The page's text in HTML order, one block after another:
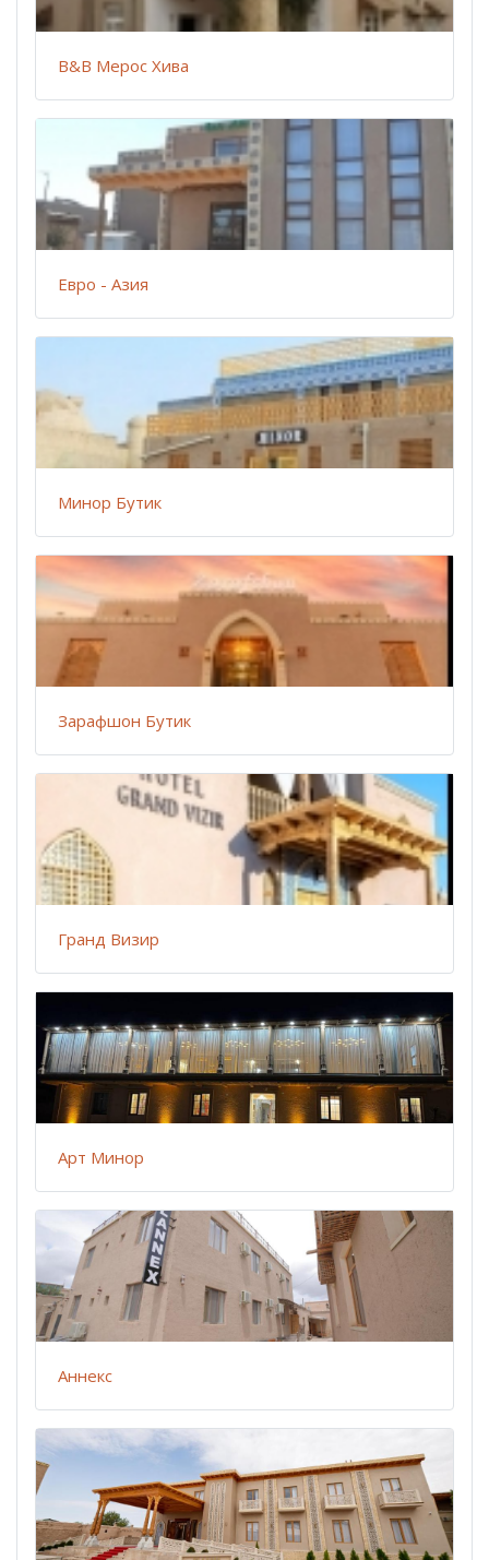
B&B Мерос Хива
Евро - Азия
Минор Бутик
Зарафшон Бутик
Гранд Визир
Арт Минор
Аннекс